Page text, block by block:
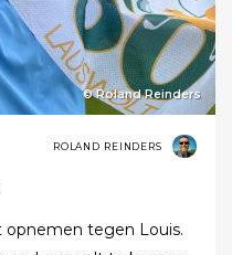
© Roland Reinders
ROLAND REINDERS
tegen Louis.